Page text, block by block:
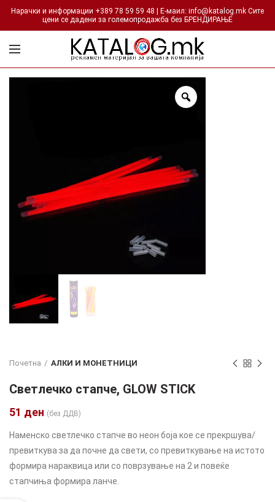
Нарачки и информации +389 78 59 59 48 | Е-маил: info@katalog.mk Сите
цени се дадени за големопродажба без БРЕНДИРАЊЕ
Почетна АЛКИ И МОНЕТНИЦИ
Светлечко стапче, GLOW STICK
51 ден (без ДДВ)
Наменско светлечко стапче во неон боја кое се прекршува/
превиткува за да почне да свети, со превиткување на истото
формира нараквица или со поврзување на 2 и повеќе
стапчиња формира ланче.